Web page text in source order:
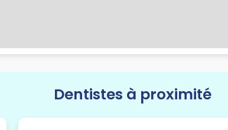
Dentistes à proximité